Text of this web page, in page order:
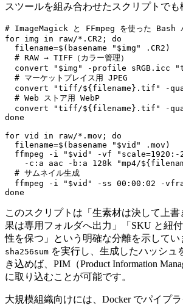
スツールを組み合わせたスクリプトでも
# ImageMagick と FFmpeg を使った Bash
for img in raw/*.CR2; do
  filename=$(basename "$img" .CR2)
  # RAW → TIFF（カラー管理）
convert "$img" -profile sRGB.icc
  # マーケットプレイス用 JPEG
convert "tiff/${filename}.tif" -
  # Web ストア用 WebP
convert "tiff/${filename}.tif" -
done
for vid in raw/*.mov; do
  filename=$(basename "$vid" .mov)
ffmpeg -i "$vid" -vf
-c:a aac -b:a 128k "mp4/
  # サムネイル生成
ffmpeg -i "$vid" -ss 00:00:02 -
このスクリプトは「生素材は決して上
果は専用フォルダへ出力」「SKU と紐
性を保つ」という明確な分離を示して
sha256sum を実行し、生成したハッシュ
き込めば、PIM（Product Information
に取り込むことが可能です。
大規模組織向けには、Docker でパイプ